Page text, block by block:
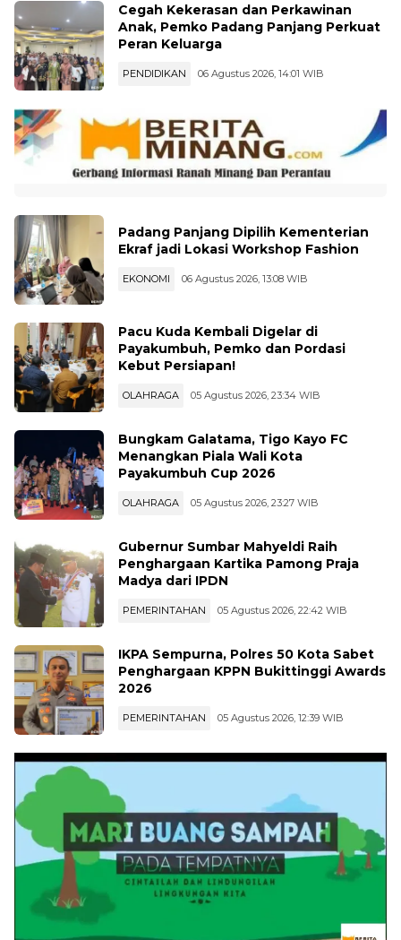
Cegah Kekerasan dan Perkawinan
Anak, Pemko Padang Panjang Perkuat
Peran Keluarga
PENDIDIKAN 06 Agustus 2026, 14:01 WIB
Padang Panjang Dipilih Kementerian
Ekraf jadi Lokasi Workshop Fashion
EKONOMI 06 Agustus 2026, 13:08 WIB
Pacu Kuda Kembali Digelar di
Payakumbuh, Pemko dan Pordasi
Kebut Persiapan!
OLAHRAGA 05 Agustus 2026, 23:34 WIB
Bungkam Galatama, Tigo Kayo FC
Menangkan Piala Wali Kota
Payakumbuh Cup 2026
OLAHRAGA 05 Agustus 2026, 23:27 WIB
Gubernur Sumbar Mahyeldi Raih
Penghargaan Kartika Pamong Praja
Madya dari IPDN
PEMERINTAHAN 05 Agustus 2026, 22:42 WIB
IKPA Sempurna, Polres 50 Kota Sabet
Penghargaan KPPN Bukittinggi Awards
2026
PEMERINTAHAN 05 Agustus 2026, 12:39 WIB